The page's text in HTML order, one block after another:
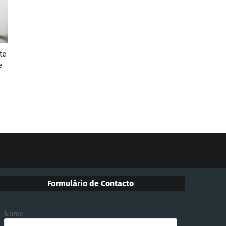
Formulário de Contacto
Nome